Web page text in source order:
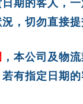
期的客人，一
，切勿直接提
，本公司及物
若有指定日期